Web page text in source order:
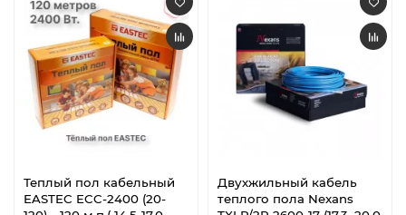
Теплый пол кабельный
EASTEC ECC-2400 (20-
Двухжильный кабель
теплого пола Nexans